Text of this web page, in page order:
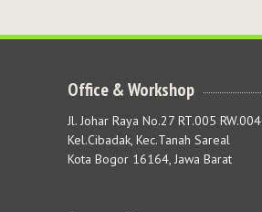
Office & Workshop
Jl. Johar Raya No.27 RT.005 RW.004
Kel.Cibadak, Kec.Tanah Sareal
Kota Bogor 16164, Jawa Barat